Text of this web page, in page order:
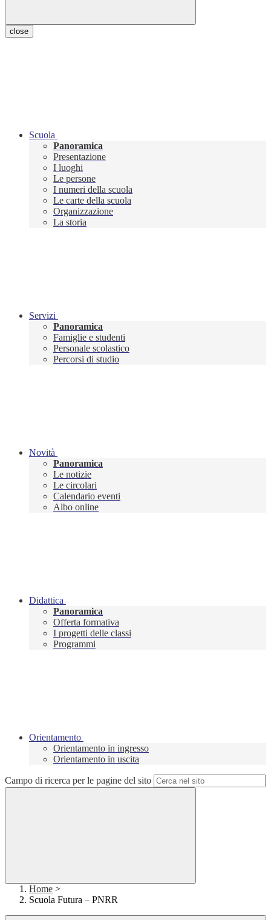
close
Scuola
Panoramica
Presentazione
I luoghi
Le persone
I numeri della scuola
Le carte della scuola
Organizzazione
La storia
Servizi
Panoramica
Famiglie e studenti
Personale scolastico
Percorsi di studio
Novità
Panoramica
Le notizie
Le circolari
Calendario eventi
Albo online
Didattica
Panoramica
Offerta formativa
I progetti delle classi
Programmi
Orientamento
Orientamento in ingresso
Orientamento in uscita
Campo di ricerca per le pagine del sito
Home >
Scuola Futura – PNRR